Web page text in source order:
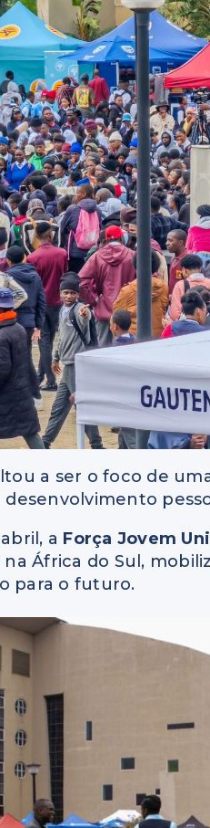
a ser o foco de
a Força Jovem
na África do Sul,
para o futuro.